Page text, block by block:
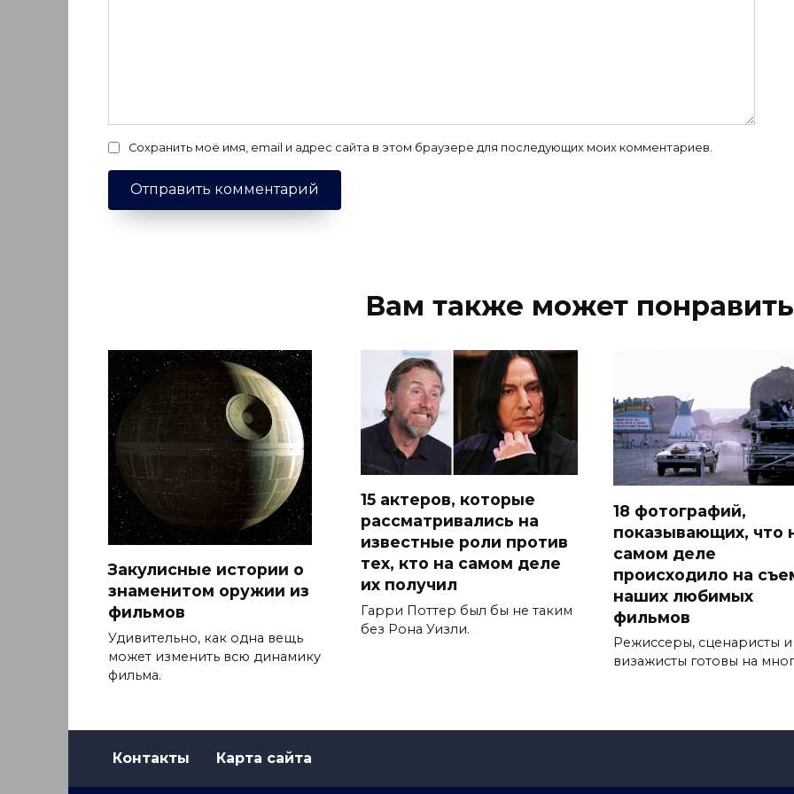
Сохранить моё имя, email и адрес сайта в этом браузере для последующих моих комментариев.
Вам также может
Закулисные истории о
знаменитом оружии из
фильмов
Удивительно, как одна вещь
может изменить всю динамику
фильма.
15 актеров, которые
рассматривались на
известные роли против
тех, кто на самом деле
их получил
Гарри Поттер был бы не таким
без Рона Уизли.
18 фотографий,
показывающих, что
самом деле
происходило на
наших любимых
фильмов
Режиссеры, сценаристы и
визажисты готовы на
Контакты Карта сайта